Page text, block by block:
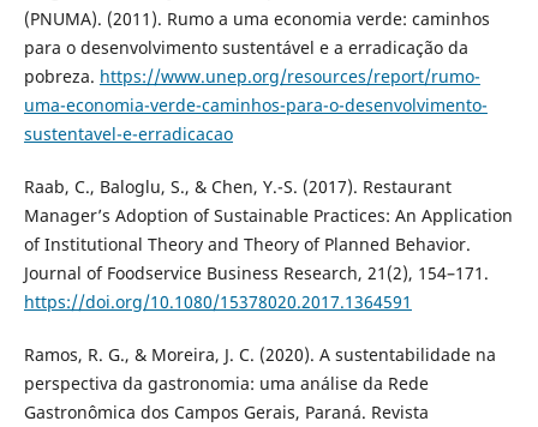
(PNUMA). (2011). Rumo a uma economia verde: caminhos
para o desenvolvimento sustentável e a erradicação da
pobreza. https://www.unep.org/resources/report/rumo-
uma-economia-verde-caminhos-para-o-desenvolvimento-
sustentavel-e-erradicacao
Raab, C., Baloglu, S., & Chen, Y.-S. (2017). Restaurant
Manager’s Adoption of Sustainable Practices: An Application
of Institutional Theory and Theory of Planned Behavior.
Journal of Foodservice Business Research, 21(2), 154–171.
https://doi.org/10.1080/15378020.2017.1364591
Ramos, R. G., & Moreira, J. C. (2020). A sustentabilidade na
perspectiva da gastronomia: uma análise da Rede
Gastronômica dos Campos Gerais, Paraná. Revista